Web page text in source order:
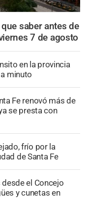
saber antes de
7 de agosto
en la provincia
minuto
Fe renovó más de
se presta con
frío por la
de Santa Fe
el Concejo
y cunetas en